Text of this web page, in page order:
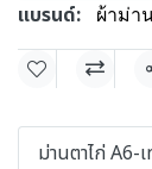
แบรนด์: ผ้าม่า
ม่านตาไก่ A6-เ